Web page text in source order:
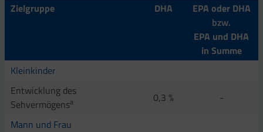
Zielgruppe DHA
EPA oder DHA
bzw.
EPA und DHA
in Summe
Kleinkinder
Entwicklung des
Sehvermögensa 0,3 %
-
Mann und Frau